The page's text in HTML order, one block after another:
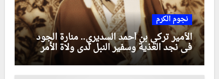
نجوم الكرم
الأمير تركي بن أحمد السديري.. منارة الجود
في نجد العذية وسفير النبل لدى ولاة الأمر